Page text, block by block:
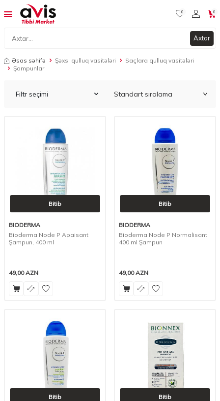
Axtar
0 0
Əsas səhifə Şəxsi qulluq vasitələri
Saçlara qulluq vasitələri
Şampunlar
Filtr seçimi
Bitib
BIODERMA
Bioderma Node P Apaisant
Şampun, 400 ml
49,00AZN
Bitib
BIODERMA
Bioderma Node P Normalisant
400 ml Şampun
49,00AZN
Bitib Bitib